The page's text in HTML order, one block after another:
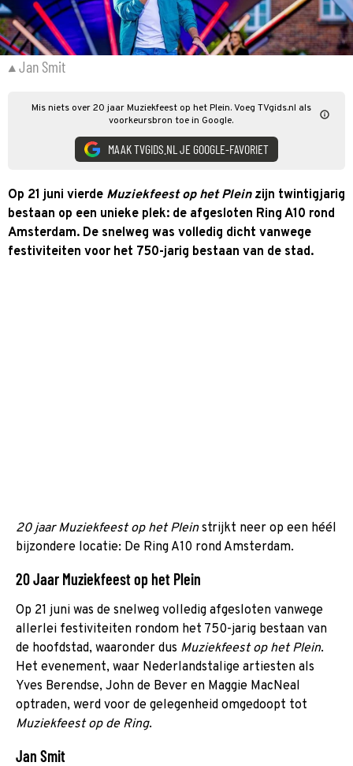
Jan Smit
Mis niets over 20 jaar Muziekfeest op het Plein. Voeg TVgids.nl als
voorkeursbron toe in Google.
MAAK TVGIDS.NL JE GOOGLE-FAVORIET
Op 21 juni vierde Muziekfeest op het Pleinzijn twintigjarig
bestaan op een unieke plek: de afgesloten Ring A10 rond
Amsterdam. De snelweg was volledig dicht vanwege
festiviteiten voor het 750-jarig bestaan van de stad.
20 jaar Muziekfeest op het Pleinstrijkt neer op een héél
bijzondere locatie: De Ring A10 rond Amsterdam.
20 Jaar Muziekfeest op het Plein
Op 21 juni was de snelweg volledig afgesloten vanwege
allerlei festiviteiten rondom het 750-jarig bestaan van
de hoofdstad, waaronder dus Muziekfeest op het Plein.
Het evenement, waar Nederlandstalige artiesten als
Yves Berendse, John de Bever en Maggie MacNeal
optraden, werd voor de gelegenheid omgedoopt tot
Muziekfeest op de Ring.
Jan Smit